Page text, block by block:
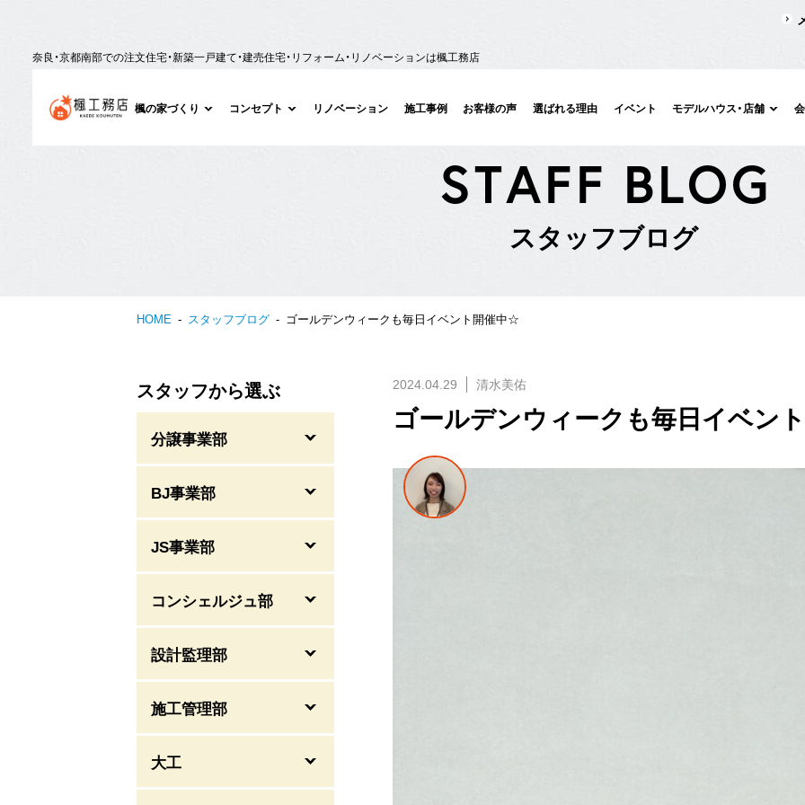
奈良・京都南部での注文住宅・新築一戸建て・建売住宅・リフォーム・リノベーションは楓工務店
楓の家づくり コンセプト リノベーション 施工事例 お客様の声 選ばれる理由 イベント モデルハウス・店舗
STAFF BLOG
スタッフブログ
HOME スタッフブログ ゴールデンウィークも毎日イベント開催中☆
2024.04.29 清水美佑
ゴールデンウィークも毎日イベン
スタッフから選ぶ
分譲事業部
BJ事業部
JS事業部
コンシェルジュ部
設計監理部
施工管理部
大工